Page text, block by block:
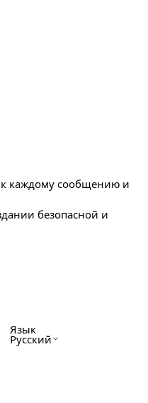
к каждому сообщению и
безопасной и
Язык
Русский